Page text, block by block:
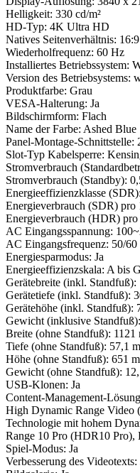
Helligkeit: 330 cd/m²
HD-Typ: 4K Ultra HD
Natives Seitenverhältnis: 16:9
Wiederholfrequenz: 60 Hz
Installiertes Betriebssystem:
Version des Betriebsystems:
Produktfarbe: Grau
VESA-Halterung: Ja
Bildschirmform: Flach
Name der Farbe: Ashed Blue
Panel-Montage-Schnittstelle:
Slot-Typ Kabelsperre:
Stromverbrauch
Stromverbrauch (Standby):
Energieeffizienzklasse
Energieverbrauch (SDR) pro
Energieverbrauch (HDR)
AC Eingangsspannung:
AC Eingangsfrequenz: 50/
Energiesparmodus: Ja
Energieeffizienzskala: A bis G
Gerätebreite (inkl. Standfuß):
Gerätetiefe (inkl. Standfuß):
Gerätehöhe (inkl. Standfuß):
Gewicht (inklusive
Breite (ohne Standfuß): 1121
Tiefe (ohne Standfuß): 57,1
Höhe (ohne Standfuß): 651
Gewicht (ohne Standfuß):
USB-Klonen: Ja
Content-Management-
High Dynamic Range Video
Technologie mit hohem
Range 10 Pro (HDR10
Spiel-Modus: Ja
Verbesserung des Videotexts: